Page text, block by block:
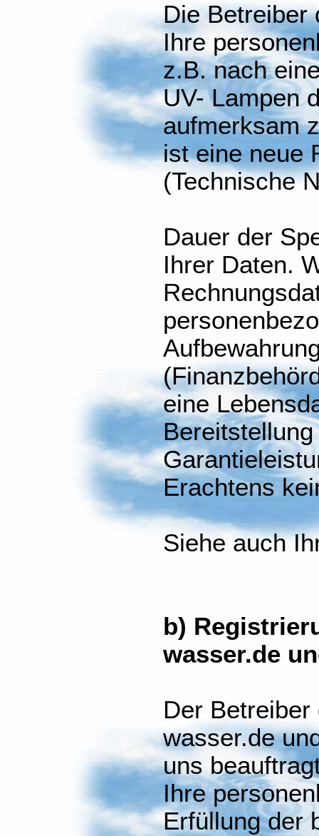
Die Betreiber
Ihre
z.B. nach
UV- Lampen
aufmerksam
ist eine neue
(Technische
Dauer der
Ihrer Daten.
eine
Erachtens
Siehe auch
b)
wasser.de
Der
wasser.de
uns
Ihre
Erfüllung der